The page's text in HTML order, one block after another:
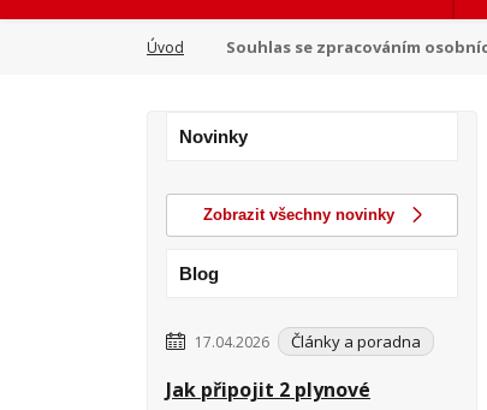
Úvod Souhlas se zpracováním
Novinky
Zobrazit všechny novinky
Blog
17.04.2026 Články a poradna
Jak připojit 2 plynové